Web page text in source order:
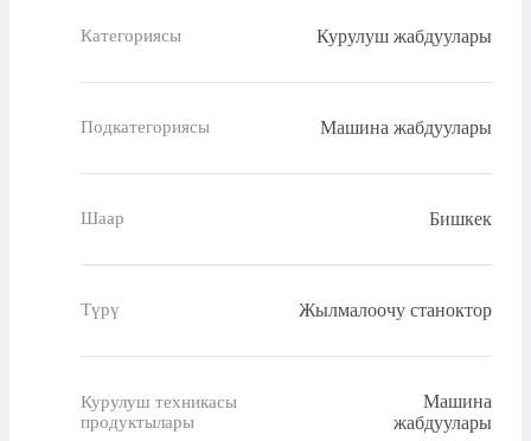
Категориясы Курулуш жабдуулары
Подкатегориясы Машина жабдуулары
Шаар Бишкек
Түрү Жылмалоочу станоктор
Курулуш техникасы
продуктылары
Машина
жабдуулары